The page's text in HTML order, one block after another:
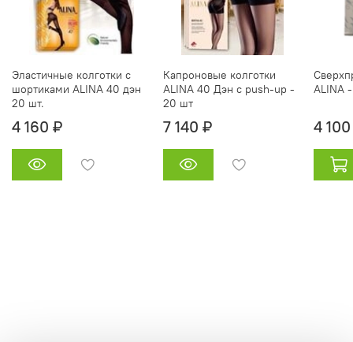
Эластичные колготки с
шортиками ALINA 40 дэн
20 шт.
4 160 ₽
Капроновые колготки
ALINA 40 Дэн с push-up -
20 шт
7 140 ₽
ALINA
4